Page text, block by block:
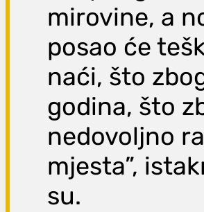
mirovine, a
posao će
naći, što
godina, što
nedovoljno
mjesta”,
su.